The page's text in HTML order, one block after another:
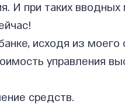
И при таких
исходя из моего
управления
средств.